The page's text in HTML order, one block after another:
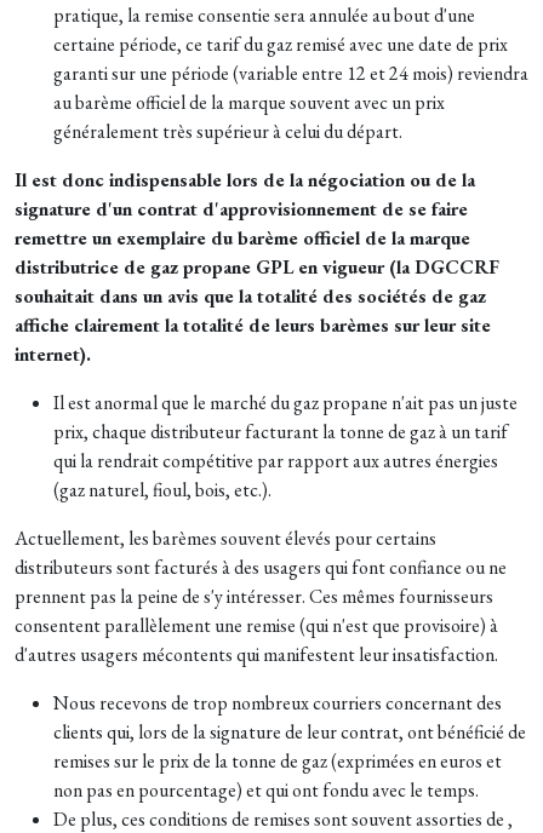
pratique, la remise consentie sera annulée au bout d'une
certaine période, ce tarif du gaz remisé avec une date de prix
garanti sur une période (variable entre 12 et 24 mois) reviendra
au barème officiel de la marque souvent avec un prix
généralement très supérieur à celui du départ.
Il est donc indispensable lors de la négociation ou de la
signature d'un contrat d'approvisionnement de se faire
remettre un exemplaire du barème officiel de la marque
distributrice de gaz propane GPL en vigueur (la DGCCRF
souhaitait dans un avis que la totalité des sociétés de gaz
affiche clairement la totalité de leurs barèmes sur leur site
internet).
Il est anormal que le marché du gaz propane n'ait pas un juste
prix, chaque distributeur facturant la tonne de gaz à un tarif
qui la rendrait compétitive par rapport aux autres énergies
(gaz naturel, fioul, bois, etc.).
Actuellement, les barèmes souvent élevés pour certains
distributeurs sont facturés à des usagers qui font confiance ou ne
prennent pas la peine de s'y intéresser. Ces mêmes fournisseurs
consentent parallèlement une remise (qui n'est que provisoire) à
d'autres usagers mécontents qui manifestent leur insatisfaction.
Nous recevons de trop nombreux courriers concernant des
clients qui, lors de la signature de leur contrat, ont bénéficié de
remises sur le prix de la tonne de gaz (exprimées en euros et
non pas en pourcentage) et qui ont fondu avec le temps.
De plus, ces conditions de remises sont souvent assorties de ,